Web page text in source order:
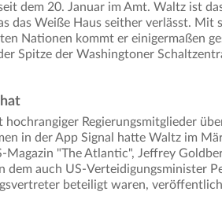
dem 20. Januar im Amt. Waltz ist
das Weiße Haus seither verlässt. Mit
Nationen kommt er einigermaßen
Spitze der Washingtoner
hochrangiger Regierungsmitglieder
in der App Signal hatte Waltz im
Magazin "The Atlantic", Jeffrey
dem auch US-Verteidigungsminister
beteiligt waren,